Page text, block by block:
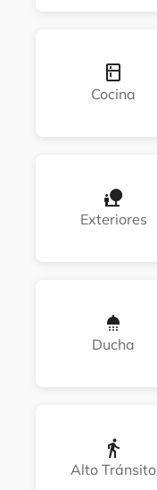
Cocina
Exteriores
Ducha
Alto Tránsito